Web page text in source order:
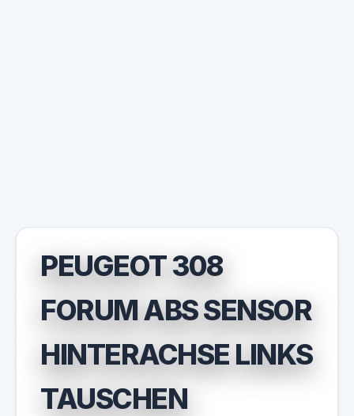
PEUGEOT 308
FORUM ABS SENSOR
HINTERACHSE LINKS
TAUSCHEN